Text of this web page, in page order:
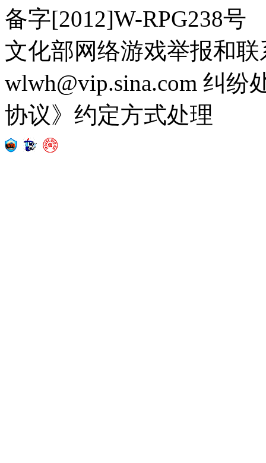
备字[2012]W-RPG238号
文化部网络游戏举报和
wlwh@vip.sina.com 纠
协议》约定方式处理